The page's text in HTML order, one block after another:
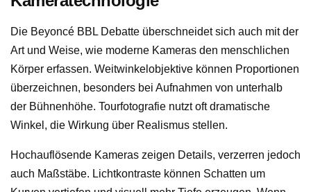
Die Beyoncé BBL Debatte überschneidet sich auch mit der
Art und Weise, wie moderne Kameras den menschlichen
Körper erfassen. Weitwinkelobjektive können Proportionen
überzeichnen, besonders bei Aufnahmen von unterhalb
der Bühnenhöhe. Tourfotografie nutzt oft dramatische
Winkel, die Wirkung über Realismus stellen.
Hochauflösende Kameras zeigen Details, verzerren jedoch
auch Maßstäbe. Lichtkontraste können Schatten um